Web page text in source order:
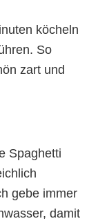
köcheln
So
zart und
Spaghetti
gebe immer
damit